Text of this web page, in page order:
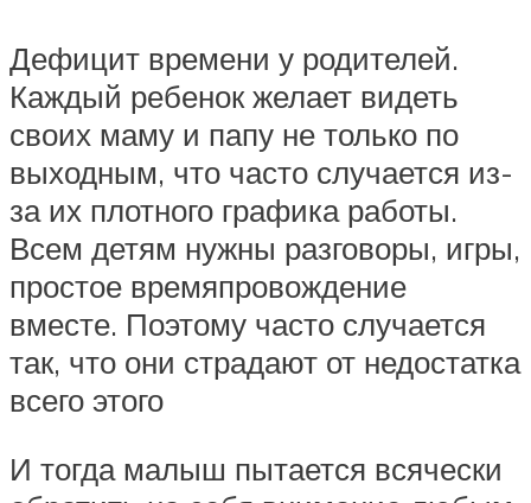
Дефицит времени у родителей.
Каждый ребенок желает видеть
своих маму и папу не только по
выходным, что часто случается из-
за их плотного графика работы.
Всем детям нужны разговоры, игры,
простое времяпровождение
вместе. Поэтому часто случается
так, что они страдают от недостатка
всего этого
И тогда малыш пытается всячески